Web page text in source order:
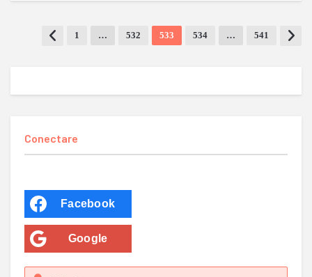
1 … 532 533 534 … 541
Conectare
Facebook
Google